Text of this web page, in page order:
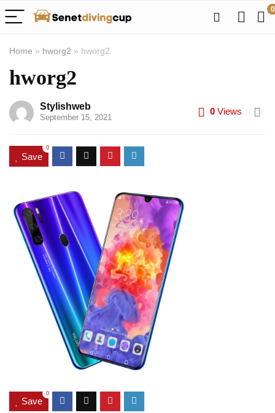
0
Home » hworg2 » hworg2
hworg2
Stylishweb
September 15, 2021
0 Views
Save
0
Save
0